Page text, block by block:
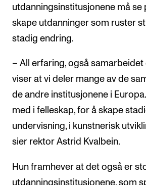
utdanningsinstitusjonene må se
skape utdanninger som ruster
stadig endring.
– All erfaring, også samarbeidet
viser at vi deler mange av de
de andre institusjonene i
med i felleskap, for å skape
undervisning, i kunstnerisk
sier rektor Astrid Kvalbein.
Hun framhever at det også er
utdanningsinstitusjonene, som